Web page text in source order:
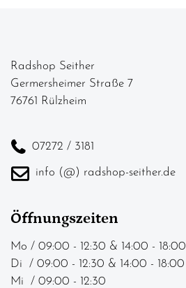
Radshop Seither
Germersheimer Straße 7
76761 Rülzheim
07272 / 3181
info (@) radshop-seither.de
Öffnungszeiten
Mo / 09:00 - 12:30 & 14:00 - 18:00
Di / 09:00 - 12:30 & 14:00 - 18:00
Mi / 09:00 - 12:30